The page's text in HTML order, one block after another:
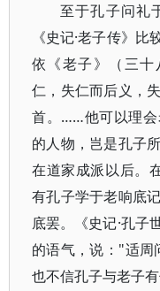
至于孔子问礼
《史记·老子传》
依《老子》（三
仁，失仁而后义，
首。……他可以理会
的人物，岂是孔子
在道家成派以后。
有孔子学于老响底
底罢。《史记·孔子
的语气，说："适
也不信孔子与老子有